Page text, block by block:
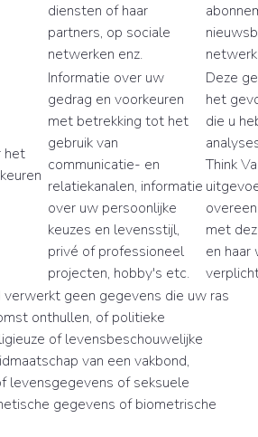
diensten of haar
partners, op sociale
netwerken enz.
het
Informatie over uw
gedrag en voorkeuren
met betrekking tot het
gebruik van
communicatie- en
relatiekanalen, informatie
over uw persoonlijke
keuzes en levensstijl,
privé of professioneel
projecten, hobby's etc.
Deze
het
die u
Think
met
en
verwerkt geen gegevens die uw ras
onthullen, of politieke
of levensbeschouwelijke
van een vakbond,
levensgegevens of seksuele
gegevens of biometrische